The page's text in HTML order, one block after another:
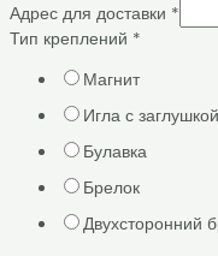
Адрес для доставки *
Тип креплений *
Магнит
Игла с заглушкой
Булавка
Брелок
Двухсторонний